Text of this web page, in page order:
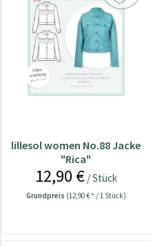
lillesol women No.88 Jacke
"Rica"
12,90 €/ Stück
Grundpreis (12,90 € * / 1 Stück)